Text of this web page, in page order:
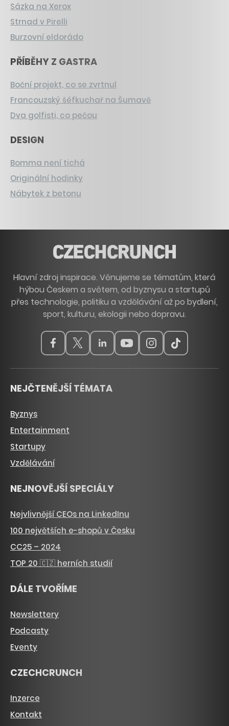
Sázka na Xerox
Strnad v Pirelli
Burzovní eldorádo
PŘÍBĚHY Z GASTRA
Boční projekt, co se zvrtnul
Francouzský šéfkuchař na Šumavě
Dva golfisti, co pečou
DESIGN
Bomma není tichá
Originální hodinky
Nábytek z betonu
Hlavní zdroj inspirace. Věnujeme se tématům, která
hýbou Českem a světem, od byznysu a startupů
přes technologie, politiku a vzdělávání až po bydlení,
sport, kulturu, ekologii nebo dopravu.
NEJČTENĚJŠÍ TÉMATA
Byznys
Entertainment
Startupy
Vzdělávání
NEJNOVĚJŠÍ SPECIÁLY
Nejvlivnější CEOs na LinkedInu
100 největších e-shopů v Česku
CC25 – 2024
TOP 20 🇨🇿 herních studií
DÁLE TVOŘÍME
Newslettery
Podcasty
Eventy
CZECHCRUNCH
Inzerce
Kontakt